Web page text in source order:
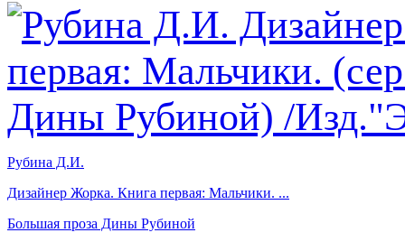
Рубина Д.И.
Дизайнер Жорка. Книга первая: Мальчики. ...
Большая проза Дины Рубиной